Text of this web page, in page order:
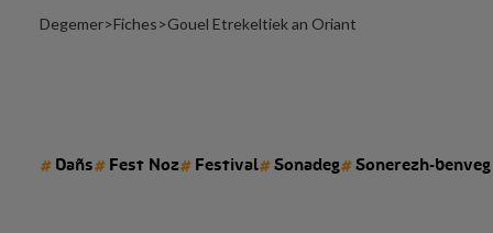
Degemer>Fiches>Gouel Etrekeltiek an Oriant
# Dañs# Fest Noz# Festival#Sonadeg#Sonerezh-benveg